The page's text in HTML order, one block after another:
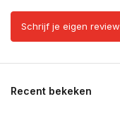
Schrijf je eigen review
Recent bekeken